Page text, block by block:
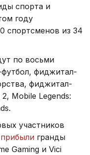
спорта и
году
спортсменов из 34
по восьми
фиджитал-
фиджитал-
Mobile Legends:
участников
прибыли гранды
Gaming и Vici